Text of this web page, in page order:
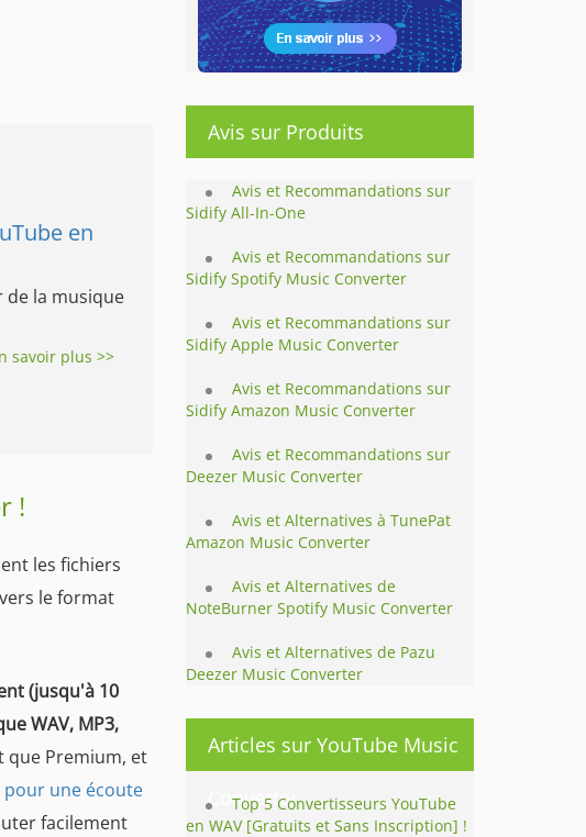
en
de la musique
savoir plus >>
!
les fichiers
le format
(jusqu'à 10
WAV, MP3,
que Premium, et
une écoute
facilement
Avis sur Produits
Avis et Recommandations sur
Sidify All-In-One
Avis et Recommandations sur
Sidify Spotify Music Converter
Avis et Recommandations sur
Sidify Apple Music Converter
Avis et Recommandations sur
Sidify Amazon Music Converter
Avis et Recommandations sur
Deezer Music Converter
Avis et Alternatives à TunePat
Amazon Music Converter
Avis et Alternatives de
NoteBurner Spotify Music Converter
Avis et Alternatives de Pazu
Deezer Music Converter
Articles sur YouTube Music
Converter
Top 5 Convertisseurs YouTube
en WAV [Gratuits et Sans Inscription] !